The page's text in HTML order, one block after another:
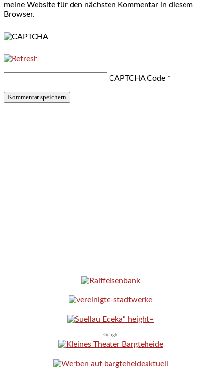
meine Website für den nächsten Kommentar in diesem
Browser.
CAPTCHA Code *
Google